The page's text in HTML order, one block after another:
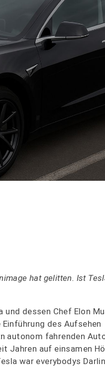
hat gelitten. Ist
dessen Chef Elon
des Aufsehen
autonom fahrenden
Jahren auf einsamen
war everybodys